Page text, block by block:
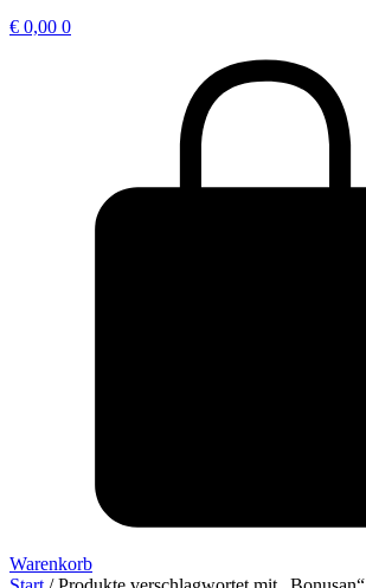
€ 0,00 0
Warenkorb